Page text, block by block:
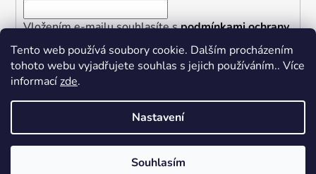
Tento web používá soubory cookie. Dalším procházením
tohoto webu vyjadřujete souhlas s jejich používáním.. Více
informacízde.
Nastavení
Souhlasím
Vložením e-mailu souhlasíte spodmínkami ochrany
osobních údajů
PŘIHLÁSIT SE
Vytvořil Shoptet
Železářství U Rotta